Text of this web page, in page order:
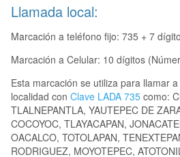
Llamada local:
Marcación a teléfono fijo: 735 + 7
Marcación a Celular: 10 dígitos
Esta marcación se utiliza para llamar
localidad con Clave LADA 735 como:
TLALNEPANTLA, YAUTEPEC DE
COCOYOC, TLAYACAPAN,
OACALCO, TOTOLAPAN,
RODRIGUEZ, MOYOTEPEC,